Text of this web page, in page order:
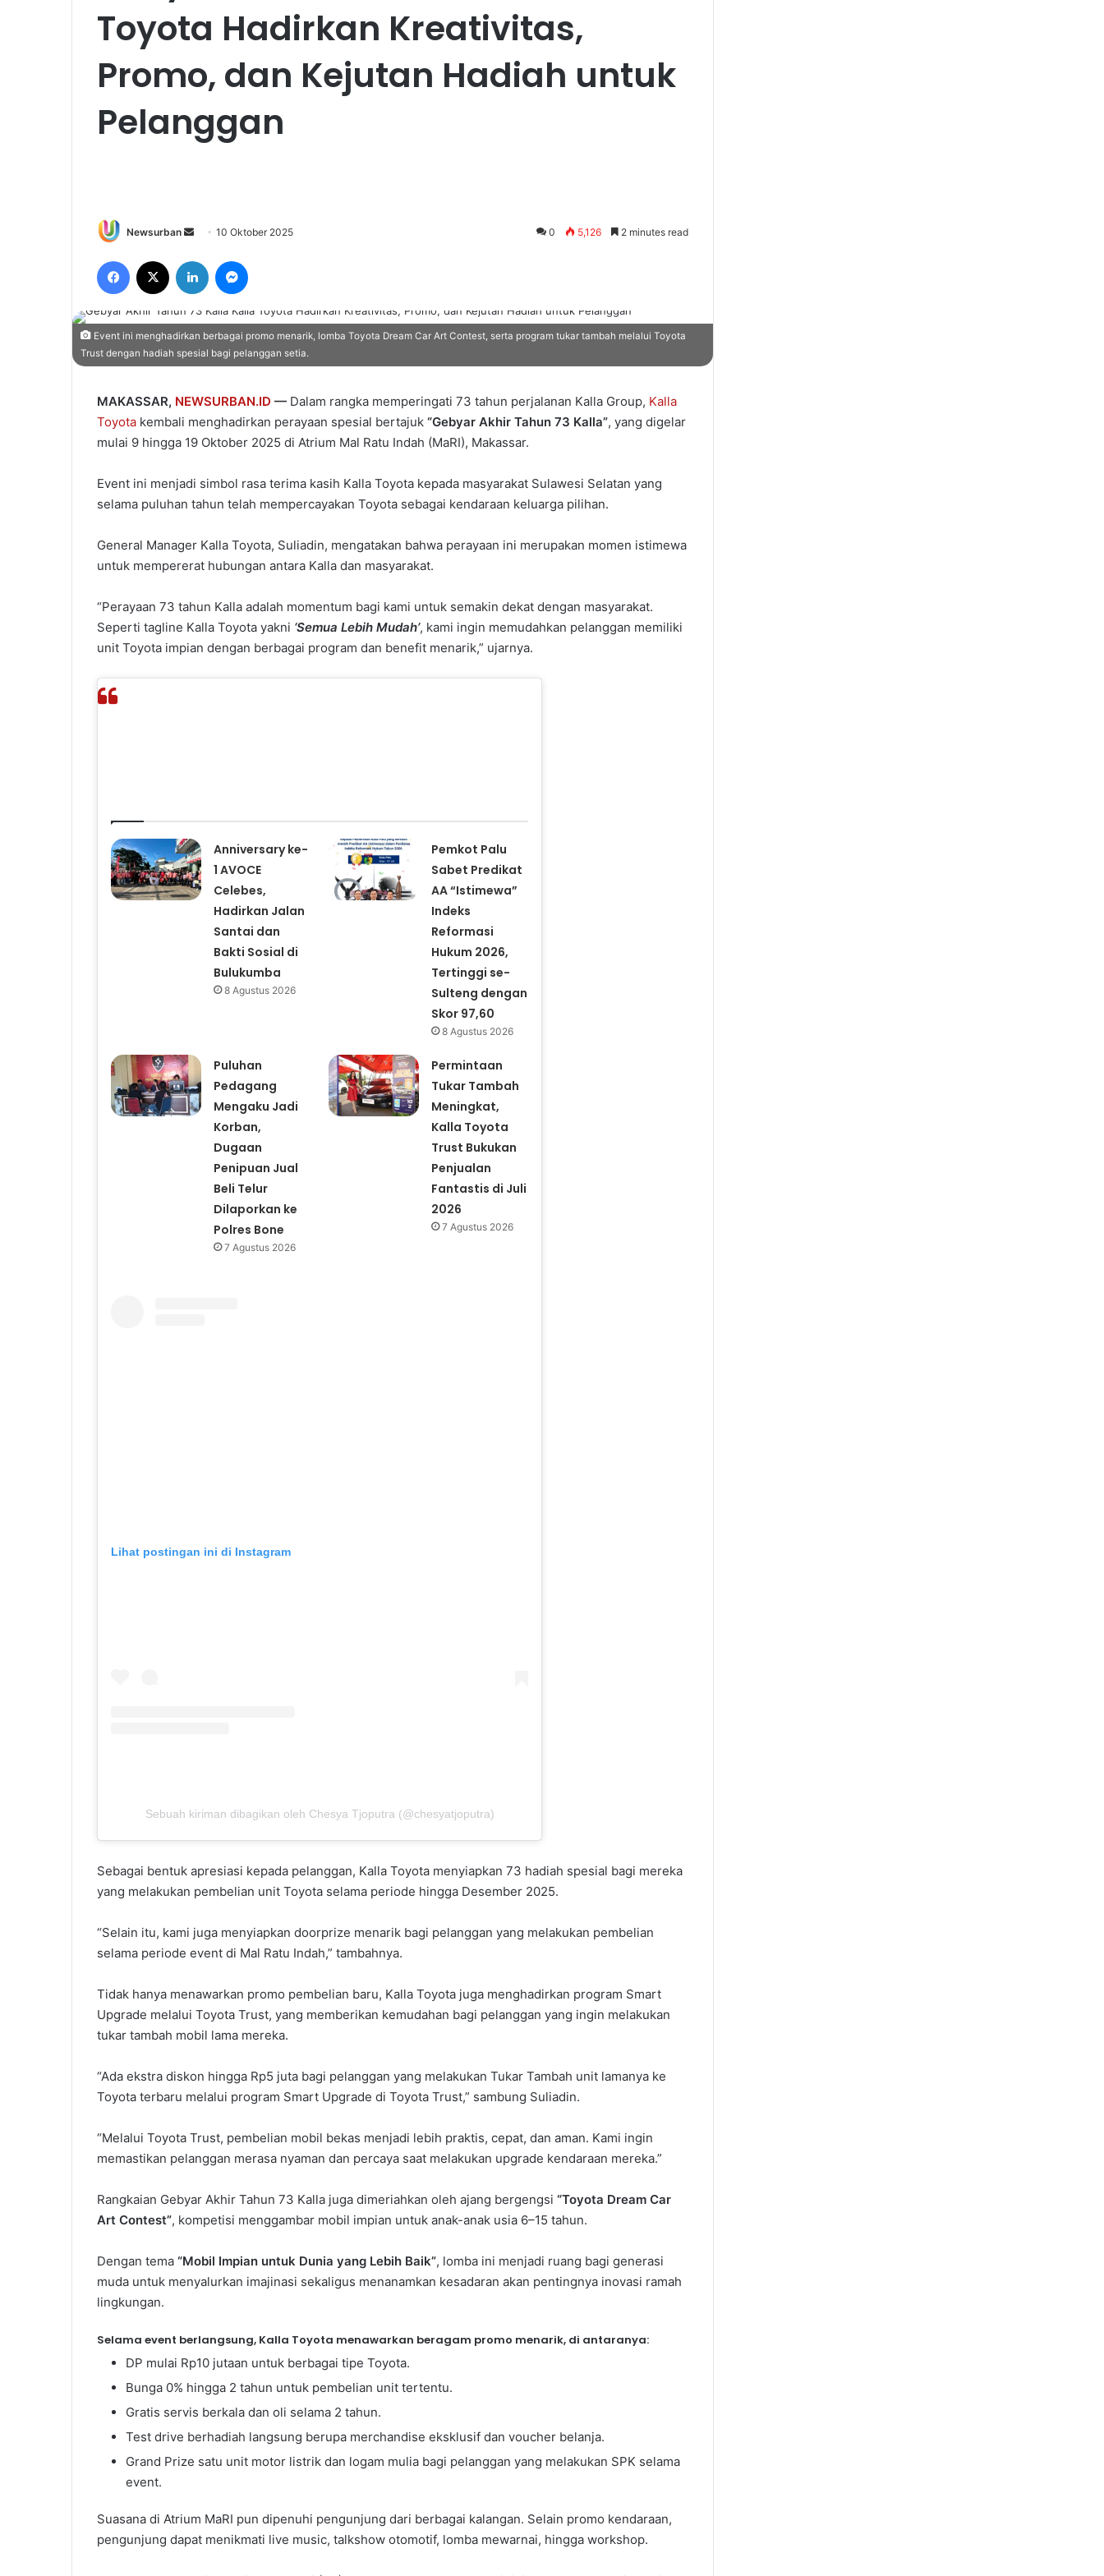
Toyota Hadirkan Kreativitas,
Promo, dan Kejutan Hadiah untuk
Pelanggan
Newsurban
Send
email
10 Oktober 2025 0 5,126 2 minutes read
Facebook LinkedIn
Event ini menghadirkan berbagai promo menarik, lomba Toyota Dream Car Art Contest, serta program tukar tambah melalui Toyota
Trust dengan hadiah spesial bagi pelanggan setia.
MAKASSAR, NEWSURBAN.ID — Dalam rangka memperingati 73 tahun perjalanan Kalla Group, Kalla
Toyota kembali menghadirkan perayaan spesial bertajuk “Gebyar Akhir Tahun 73 Kalla”, yang digelar
mulai 9 hingga 19 Oktober 2025 di Atrium Mal Ratu Indah (MaRI), Makassar.
Event ini menjadi simbol rasa terima kasih Kalla Toyota kepada masyarakat Sulawesi Selatan yang
selama puluhan tahun telah mempercayakan Toyota sebagai kendaraan keluarga pilihan.
General Manager Kalla Toyota, Suliadin, mengatakan bahwa perayaan ini merupakan momen istimewa
untuk mempererat hubungan antara Kalla dan masyarakat.
“Perayaan 73 tahun Kalla adalah momentum bagi kami untuk semakin dekat dengan masyarakat.
Seperti tagline Kalla Toyota yakni ‘Semua Lebih Mudah’, kami ingin memudahkan pelanggan memiliki
unit Toyota impian dengan berbagai program dan benefit menarik,” ujarnya.
Anniversary ke-
1 AVOCE
Celebes,
Hadirkan Jalan
Santai dan
Bakti Sosial di
Bulukumba
8 Agustus 2026
Pemkot Palu
Sabet Predikat
AA “Istimewa”
Indeks
Reformasi
Hukum 2026,
Tertinggi se-
Sulteng dengan
Skor 97,60
8 Agustus 2026
Puluhan
Pedagang
Mengaku Jadi
Korban,
Dugaan
Penipuan Jual
Beli Telur
Dilaporkan ke
Polres Bone
7 Agustus 2026
Permintaan
Tukar Tambah
Meningkat,
Kalla Toyota
Trust Bukukan
Penjualan
Fantastis di Juli
2026
7 Agustus 2026
Lihat postingan ini di Instagram
Sebuah kiriman dibagikan oleh Chesya Tjoputra (@chesyatjoputra)
Sebagai bentuk apresiasi kepada pelanggan, Kalla Toyota menyiapkan 73 hadiah spesial bagi mereka
yang melakukan pembelian unit Toyota selama periode hingga Desember 2025.
“Selain itu, kami juga menyiapkan doorprize menarik bagi pelanggan yang melakukan pembelian
selama periode event di Mal Ratu Indah,” tambahnya.
Tidak hanya menawarkan promo pembelian baru, Kalla Toyota juga menghadirkan program Smart
Upgrade melalui Toyota Trust, yang memberikan kemudahan bagi pelanggan yang ingin melakukan
tukar tambah mobil lama mereka.
“Ada ekstra diskon hingga Rp5 juta bagi pelanggan yang melakukan Tukar Tambah unit lamanya ke
Toyota terbaru melalui program Smart Upgrade di Toyota Trust,” sambung Suliadin.
“Melalui Toyota Trust, pembelian mobil bekas menjadi lebih praktis, cepat, dan aman. Kami ingin
memastikan pelanggan merasa nyaman dan percaya saat melakukan upgrade kendaraan mereka.”
Rangkaian Gebyar Akhir Tahun 73 Kalla juga dimeriahkan oleh ajang bergengsi “Toyota Dream Car
Art Contest”, kompetisi menggambar mobil impian untuk anak-anak usia 6–15 tahun.
Dengan tema “Mobil Impian untuk Dunia yang Lebih Baik”, lomba ini menjadi ruang bagi generasi
muda untuk menyalurkan imajinasi sekaligus menanamkan kesadaran akan pentingnya inovasi ramah
lingkungan.
Selama event berlangsung, Kalla Toyota menawarkan beragam promo menarik, di antaranya:
DP mulai Rp10 jutaan untuk berbagai tipe Toyota.
Bunga 0% hingga 2 tahun untuk pembelian unit tertentu.
Gratis servis berkala dan oli selama 2 tahun.
Test drive berhadiah langsung berupa merchandise eksklusif dan voucher belanja.
Grand Prize satu unit motor listrik dan logam mulia bagi pelanggan yang melakukan SPK selama
event.
Suasana di Atrium MaRI pun dipenuhi pengunjung dari berbagai kalangan. Selain promo kendaraan,
pengunjung dapat menikmati live music, talkshow otomotif, lomba mewarnai, hingga workshop.